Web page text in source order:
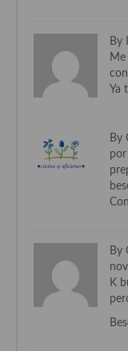
Cocina China
Cocina del Pacifico
Cocina de Hawái
Cocina de
Cocina Sudafrinaca
Cocina del Congo
Cocina Sefardí
By
Ya
By
por
By
K